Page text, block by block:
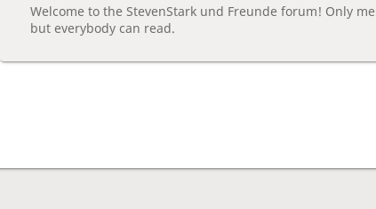
Welcome to the StevenStark und Freunde forum! Only
but everybody can read.